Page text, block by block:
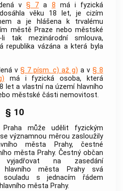
v § 7 a 8 má i fyzická
věku 18 let, je cizím
a je hlášena k trvalému
městě Praze nebo městské
tak mezinárodní smlouva,
republika vázána a která byla
v § 7 písm. c) až g) a v § 8
má i fyzická osoba, která
let a vlastní na území hlavního
městské části nemovitost.
§ 10
může udělit fyzickým
významnou měrou zasloužily
města Prahy, čestné
města Prahy. Čestný občan
na zasedání
hlavního města Prahysvá
s jednacím řádem
hlavního města Prahy.